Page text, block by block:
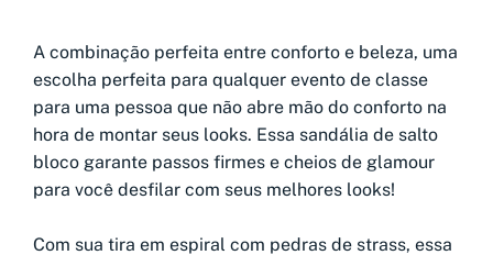
A combinação perfeita entre conforto e beleza, uma
escolha perfeita para qualquer evento de classe
para uma pessoa que não abre mão do conforto na
hora de montar seus looks. Essa sandália de salto
bloco garante passos firmes e cheios de glamour
para você desfilar com seus melhores looks!
Com sua tira em espiral com pedras de strass, essa